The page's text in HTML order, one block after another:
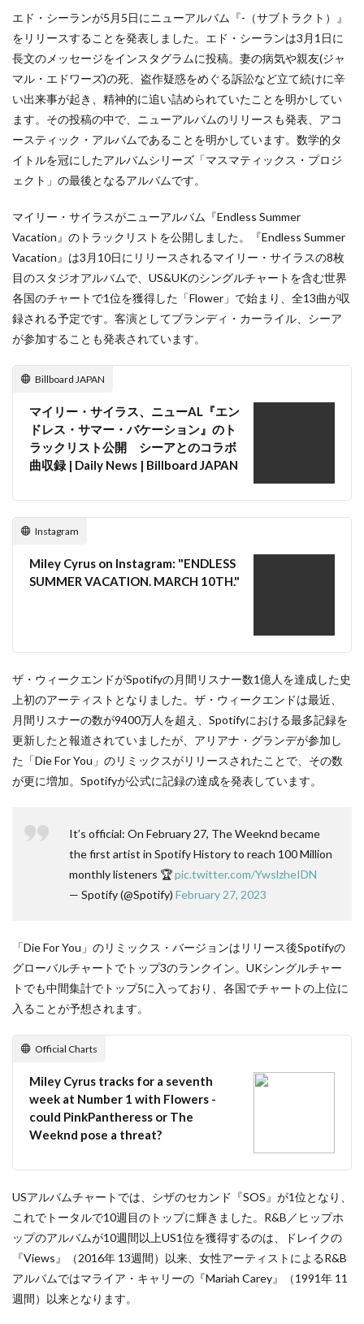
エド・シーランが5月5日にニューアルバム『-（サブトラクト）』
をリリースすることを発表しました。エド・シーランは3月1日に
長文のメッセージをインスタグラムに投稿。妻の病気や親友(ジャ
マル・エドワーズ)の死、盗作疑惑をめぐる訴訟など立て続けに辛
い出来事が起き、精神的に追い詰められていたことを明かしてい
ます。その投稿の中で、ニューアルバムのリリースも発表、アコ
ースティック・アルバムであることを明かしています。数学的タ
イトルを冠にしたアルバムシリーズ「マスマティックス・プロジ
ェクト」の最後となるアルバムです。
マイリー・サイラスがニューアルバム『Endless Summer
Vacation』のトラックリストを公開しました。『Endless Summer
Vacation』は3月10日にリリースされるマイリー・サイラスの8枚
目のスタジオアルバムで、US&UKのシングルチャートを含む世界
各国のチャートで1位を獲得した「Flower」で始まり、全13曲が収
録される予定です。客演としてブランディ・カーライル、シーア
が参加することも発表されています。
Billboard JAPAN
マイリー・サイラス、ニューAL『エン
ドレス・サマー・バケーション』のト
ラックリスト公開 シーアとのコラボ
曲収録 | Daily News | Billboard JAPAN
Instagram
Miley Cyrus on Instagram: "ENDLESS
SUMMER VACATION. MARCH 10TH."
ザ・ウィークエンドがSpotifyの月間リスナー数1億人を達成した史
上初のアーティストとなりました。ザ・ウィークエンドは最近、
月間リスナーの数が9400万人を超え、Spotifyにおける最多記録を
更新したと報道されていましたが、アリアナ・グランデが参加し
た「Die For You」のリミックスがリリースされたことで、その数
が更に増加。Spotifyが公式に記録の達成を発表しています。
It’s official: On February 27, The Weeknd became
the first artist in Spotify History to reach 100 Million
monthly listeners 🏆pic.twitter.com/YwslzheIDN
— Spotify (@Spotify) February 27, 2023
「Die For You」のリミックス・バージョンはリリース後Spotifyの
グローバルチャートでトップ3のランクイン。UKシングルチャー
トでも中間集計でトップ5に入っており、各国でチャートの上位に
入ることが予想されます。
Official Charts
Miley Cyrus tracks for a seventh
week at Number 1 with Flowers -
could PinkPantheress or The
Weeknd pose a threat?
USアルバムチャートでは、シザのセカンド『SOS』が1位となり、
これでトータルで10週目のトップに輝きました。R&B／ヒップホ
ップのアルバムが10週間以上US1位を獲得するのは、ドレイクの
『Views』（2016年 13週間）以来、女性アーティストによるR&B
アルバムではマライア・キャリーの『Mariah Carey』（1991年 11
週間）以来となります。